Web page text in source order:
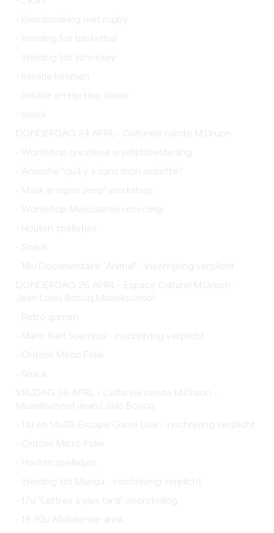
- Kennismaking met rugby
- Inleiding tot basketbal
- Inleiding tot ijshockey
- Initiatie klimmen
- Initiatie en Hip Hop Show
- snack
DONDERDAG 24 APRIL - Culturele ruimte M.Druon
- Workshop creatieve vrijetijdsbesteding
- Animatie "qu'il y a dans mon assiette?
- Maak je eigen zeep" workshop
- Workshop Mexicaanse recycling
- Houten spelletjes
- Snack
- 18u Documentaire "Animal" - inschrijving verplicht
DONDERDAG 26 APRIL - Espace Culturel M.Druon -
Jean-Louis Boscq Muziekschool
- Retro gamen
- Mario Kart toernooi - inschrijving verplicht
- Ontdek Mirco Folie
- Snack
VRIJDAG 26 APRIL - Culturele ruimte M.Druon -
Muziekschool Jean-Louis Boscq
- 11u en 14u30 Escape Game Live - inschrijving verplicht
- Ontdek Micro Folie
- Houten spelletjes
- Inleiding tot Manga - inschrijving verplicht
- 17u "Lettres à plus tard" voorstelling
- 18.30u Afsluitende drink